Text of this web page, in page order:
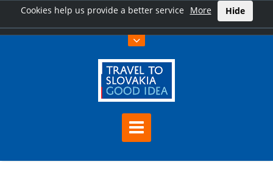
Cookies help us provide a better service More Hide
Radosiński Teatr Naiwny